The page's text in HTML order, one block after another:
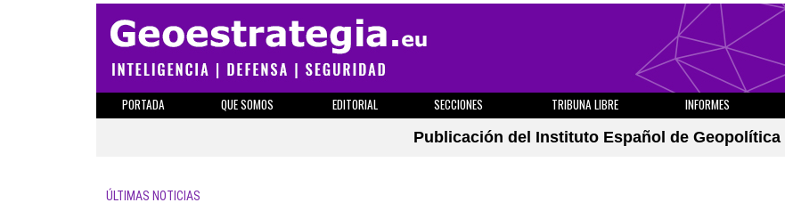
PORTADA QUE SOMOS EDITORIAL SECCIONES TRIBUNA LIBRE INFORMES
Publicación del Instituto Español de Geopolítica
ÚLTIMAS NOTICIAS